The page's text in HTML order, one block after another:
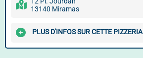
13140 Miramas
PLUS D'INFOS SUR CETTE PIZZERIA